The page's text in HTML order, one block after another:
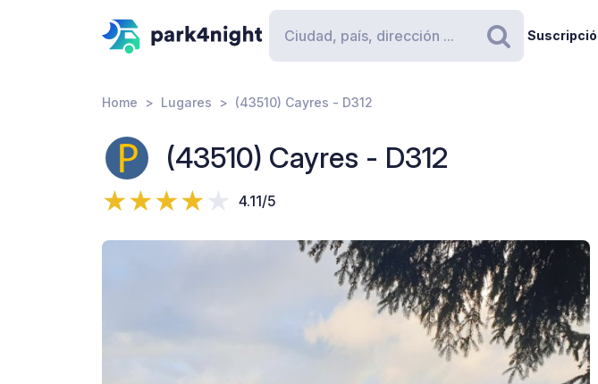
Buscar
Home Lugares (43510) Cayres - D312
(43510) Cayres - D312
4.11/5